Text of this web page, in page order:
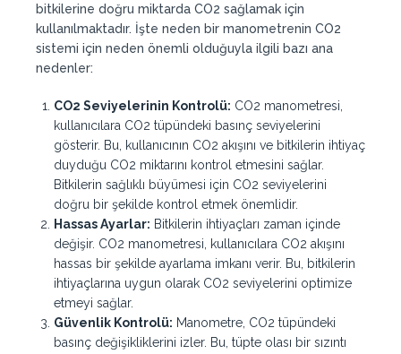
bitkilerine doğru miktarda CO2 sağlamak için
kullanılmaktadır. İşte neden bir manometrenin CO2
sistemi için neden önemli olduğuyla ilgili bazı ana
nedenler:
CO2 Seviyelerinin Kontrolü: CO2 manometresi,
kullanıcılara CO2 tüpündeki basınç seviyelerini
gösterir. Bu, kullanıcının CO2 akışını ve bitkilerin ihtiyaç
duyduğu CO2 miktarını kontrol etmesini sağlar.
Bitkilerin sağlıklı büyümesi için CO2 seviyelerini
doğru bir şekilde kontrol etmek önemlidir.
Hassas Ayarlar: Bitkilerin ihtiyaçları zaman içinde
değişir. CO2 manometresi, kullanıcılara CO2 akışını
hassas bir şekilde ayarlama imkanı verir. Bu, bitkilerin
ihtiyaçlarına uygun olarak CO2 seviyelerini optimize
etmeyi sağlar.
Güvenlik Kontrolü: Manometre, CO2 tüpündeki
basınç değişikliklerini izler. Bu, tüpte olası bir sızıntı